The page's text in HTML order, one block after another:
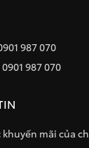
987 070
987 070
mãi của